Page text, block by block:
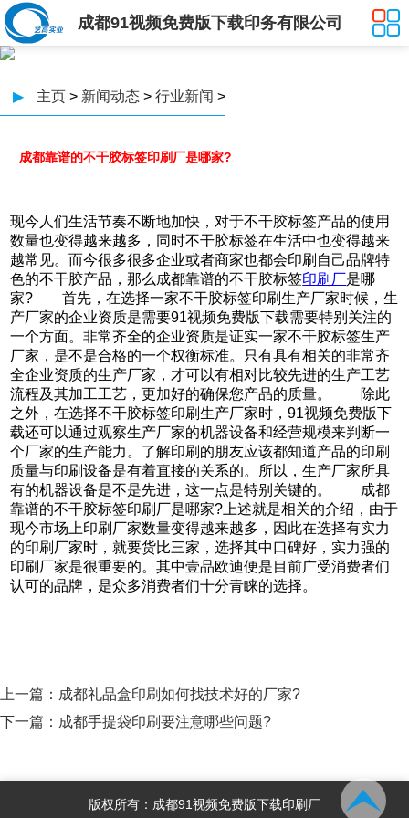
成都91视频免费版下载印务有限公司
▶ 主页 > 新闻动态 > 行业新闻 >
成都靠谱的不干胶标签印刷厂是哪家?
现今人们生活节奏不断地加快，对于不干胶标签产品的使用
数量也变得越来越多，同时不干胶标签在生活中也变得越来
越常见。而今很多很多企业或者商家也都会印刷自己品牌特
色的不干胶产品，那么成都靠谱的不干胶标签印刷厂是哪
家? 首先，在选择一家不干胶标签印刷生产厂家时候，生
产厂家的企业资质是需要91视频免费版下载需要特别关注的
一个方面。非常齐全的企业资质是证实一家不干胶标签生产
厂家，是不是合格的一个权衡标准。只有具有相关的非常齐
全企业资质的生产厂家，才可以有相对比较先进的生产工艺
流程及其加工工艺，更加好的确保您产品的质量。 除此
之外，在选择不干胶标签印刷生产厂家时，91视频免费版下
载还可以通过观察生产厂家的机器设备和经营规模来判断一
个厂家的生产能力。了解印刷的朋友应该都知道产品的印刷
质量与印刷设备是有着直接的关系的。所以，生产厂家所具
有的机器设备是不是先进，这一点是特别关键的。 成都
靠谱的不干胶标签印刷厂是哪家?上述就是相关的介绍，由于
现今市场上印刷厂家数量变得越来越多，因此在选择有实力
的印刷厂家时，就要货比三家，选择其中口碑好，实力强的
印刷厂家是很重要的。其中壹品欧迪便是目前广受消费者们
认可的品牌，是众多消费者们十分青睐的选择。
上一篇： 成都礼品盒印刷如何找技术好的厂家?
下一篇： 成都手提袋印刷要注意哪些问题?
版权所有：成都91视频免费版下载印刷厂